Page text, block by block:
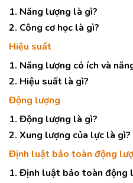
1. Năng lượng là gì?
2. Công cơ học là gì?
Hiệu suất
1. Năng lượng có ích và
2. Hiệu suất là gì?
Động lượng
1. Động lượng là gì?
2. Xung lượng của lực là gì?
Định luật bảo toàn động
1. Định luật bảo toàn động